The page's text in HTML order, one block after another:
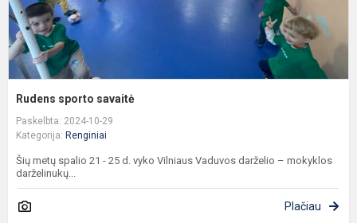
Rudens sporto savaitė
Paskelbta: 2024-10-29
Kategorija: Renginiai
Šių metų spalio 21 - 25 d. vyko Vilniaus Vaduvos darželio – mokyklos
darželinukų...
Plačiau